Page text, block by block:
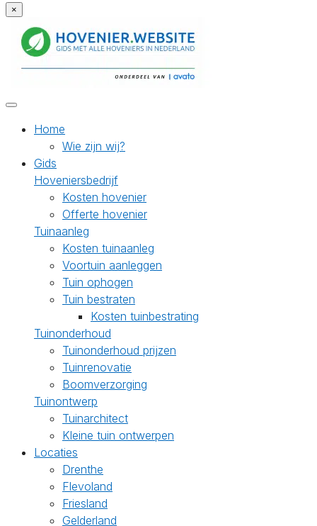
×
Home
Wie zijn wij?
Gids
Hoveniersbedrijf
Kosten hovenier
Offerte hovenier
Tuinaanleg
Kosten tuinaanleg
Voortuin aanleggen
Tuin ophogen
Tuin bestraten
Kosten tuinbestrating
Tuinonderhoud
Tuinonderhoud prijzen
Tuinrenovatie
Boomverzorging
Tuinontwerp
Tuinarchitect
Kleine tuin ontwerpen
Locaties
Drenthe
Flevoland
Friesland
Gelderland